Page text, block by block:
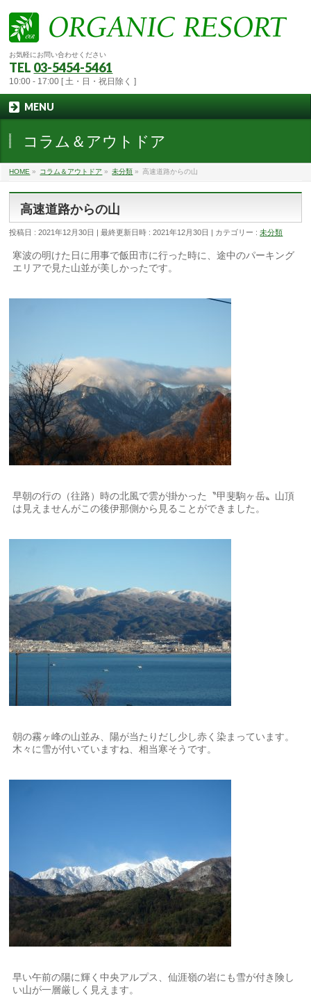
お気軽にお問い合わせください
TEL 03-5454-5461
10:00 - 17:00 [ 土・日・祝日除く ]
MENU
コラム＆アウトドア
HOME » コラム＆アウトドア » 未分類 » 高速道路からの山
高速道路からの山
投稿日 : 2021年12月30日 最終更新日時 : 2021年12月30日 カテゴリー :未分類
寒波の明けた日に用事で飯田市に行った時に、途中のパーキング
エリアで見た山並が美しかったです。
早朝の行の（往路）時の北風で雲が掛かった〝甲斐駒ヶ岳〟山頂
は見えませんがこの後伊那側から見ることができました。
朝の霧ヶ峰の山並み、陽が当たりだし少し赤く染まっています。
木々に雪が付いていますね、相当寒そうです。
早い午前の陽に輝く中央アルプス、仙涯嶺の岩にも雪が付き険し
い山が一層厳しく見えます。